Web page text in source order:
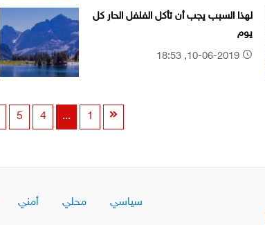
لهذا السبب يجب أن تأكل الفلفل الحار كل
يوم
1
...
4
5
سياسي محلي أمني